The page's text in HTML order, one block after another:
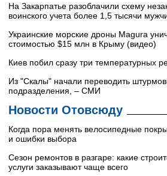
На Закарпатье разоблачили схему
воинского учета более 1,5 тысячи
Украинские морские дроны Magura
стоимостью $15 млн в Крыму (видео)
Киев побил сразу три температурных
Из "Скалы" начали переводить
подразделения, – СМИ
Новости Отовсюду
Когда пора менять велосипедные
и ошибки выбора
Сезон ремонтов в разгаре: какие
услуги заказывают чаще всего